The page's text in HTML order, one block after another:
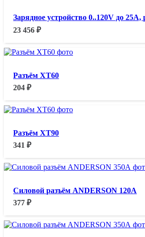
Зарядное устройство 0..120V до 25A,
23 456₽
Разъём XT60
204₽
Разъём XT90
341₽
Силовой разъём ANDERSON 120А
377₽